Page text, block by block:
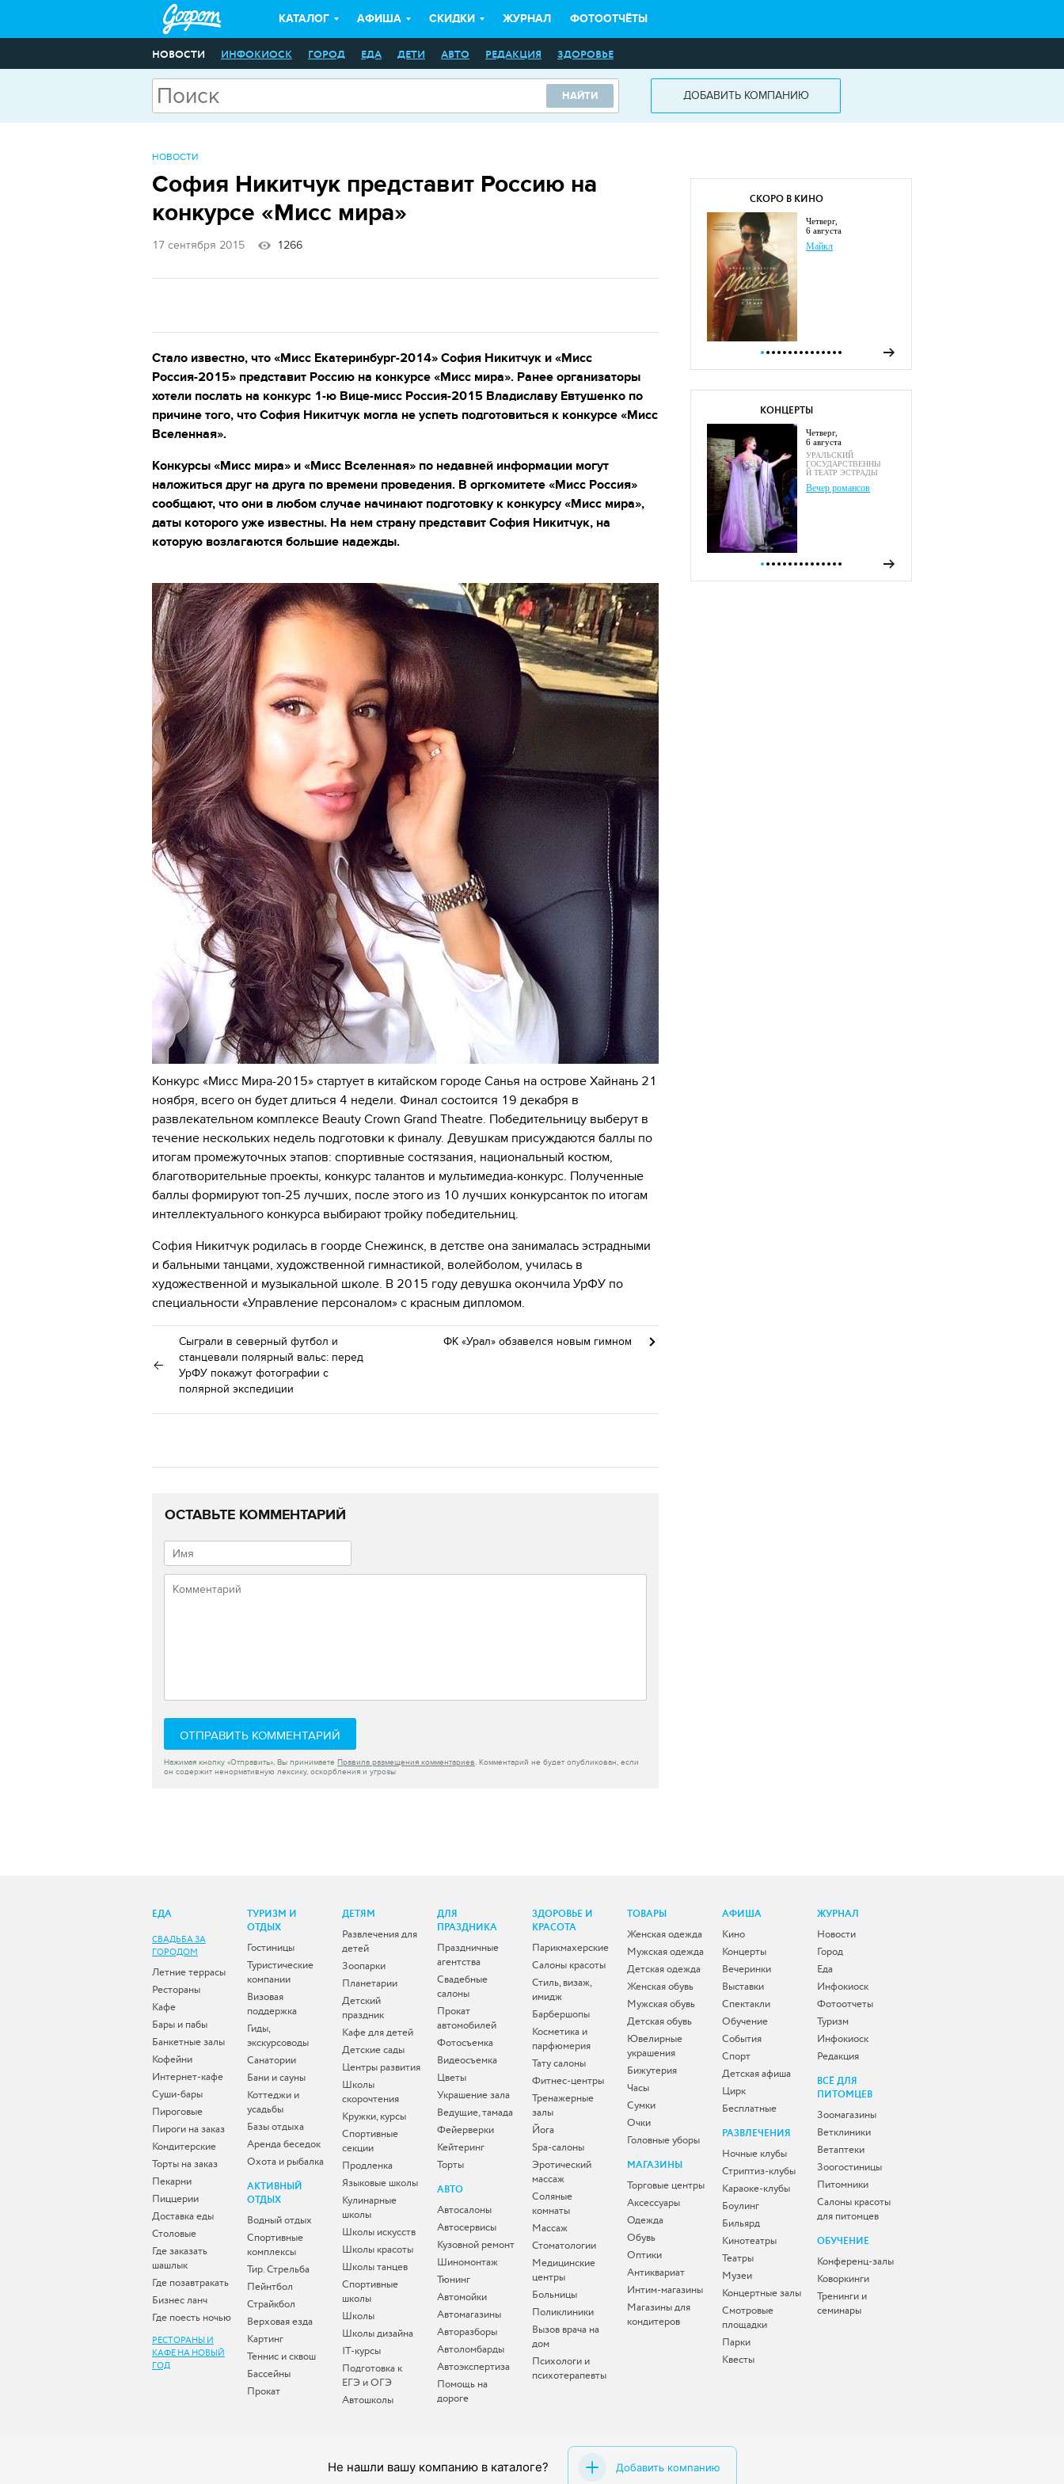
КАТАЛОГ АФИША СКИДКИ ЖУРНАЛ ФОТООТЧЁТЫ
НОВОСТИ ИНФОКИОСК ГОРОД ЕДА ДЕТИ АВТО РЕДАКЦИЯ ЗДОРОВЬЕ
НАЙТИ ДОБАВИТЬ КОМПАНИЮ
НОВОСТИ
София Никитчук представит Россию на
конкурсе «Мисс мира»
17 сентября 2015 1266
Стало известно, что «Мисс Екатеринбург-2014» София Никитчук и «Мисс
Россия-2015» представит Россию на конкурсе «Мисс мира». Ранее организаторы
хотели послать на конкурс 1-ю Вице-мисс Россия-2015 Владиславу Евтушенко по
причине того, что София Никитчук могла не успеть подготовиться к конкурсе «Мисс
Вселенная».
Конкурсы «Мисс мира» и «Мисс Вселенная» по недавней информации могут
наложиться друг на друга по времени проведения. В оргкомитете «Мисс Россия»
сообщают, что они в любом случае начинают подготовку к конкурсу «Мисс мира»,
даты которого уже известны. На нем страну представит София Никитчук, на
которую возлагаются большие надежды.
Конкурс «Мисс Мира-2015» стартует в китайском городе Санья на острове Хайнань 21
ноября, всего он будет длиться 4 недели. Финал состоится 19 декабря в
развлекательном комплексе Beauty Crown Grand Theatre. Победительницу выберут в
течение нескольких недель подготовки к финалу. Девушкам присуждаются баллы по
итогам промежуточных этапов: спортивные состязания, национальный костюм,
благотворительные проекты, конкурс талантов и мультимедиа-конкурс. Полученные
баллы формируют топ-25 лучших, после этого из 10 лучших конкурсанток по итогам
интеллектуального конкурса выбирают тройку победительниц.
София Никитчук родилась в гоорде Снежинск, в детстве она занималась эстрадными
и бальными танцами, художственной гимнастикой, волейболом, училась в
художественной и музыкальной школе. В 2015 году девушка окончила УрФУ по
специальности «Управление персоналом» с красным дипломом.
Сыграли в северный футбол и
станцевали полярный вальс: перед
УрФУ покажут фотографии с
полярной экспедиции
ФК «Урал» обзавелся новым гимном
ОСТАВЬТЕ КОММЕНТАРИЙ
ОТПРАВИТЬ КОММЕНТАРИЙ
Нажимая кнопку «Отправить», Вы принимаете Правила размещения комментариев. Комментарий не будет опубликован, если
он содержит ненормативную лексику, оскорбления и угрозы
СКОРО В КИНО
четверг,
6 августа
Майкл
КОНЦЕРТЫ
четверг,
6 августа
УРАЛЬСКИЙ
ГОСУДАРСТВЕННЫ
Й ТЕАТР ЭСТРАДЫ
Вечер романсов
ЕДА
СВАДЬБА ЗА
ГОРОДОМ
Летние террасы
Рестораны
Кафе
Бары и пабы
Банкетные залы
Кофейни
Интернет-кафе
Суши-бары
Пироговые
Пироги на заказ
Кондитерские
Торты на заказ
Пекарни
Пиццерии
Доставка еды
Столовые
Где заказать
шашлык
Где позавтракать
Бизнес ланч
Где поесть ночью
РЕСТОРАНЫ И
КАФЕ НА НОВЫЙ
ГОД
ТУРИЗМ И
ОТДЫХ
Гостиницы
Туристические
компании
Визовая
поддержка
Гиды,
экскурсоводы
Санатории
Бани и сауны
Коттеджи и
усадьбы
Базы отдыха
Аренда беседок
Охота и рыбалка
АКТИВНЫЙ
ОТДЫХ
Водный отдых
Спортивные
комплексы
Тир. Стрельба
Пейнтбол
Страйкбол
Верховая езда
Картинг
Теннис и сквош
Бассейны
Прокат
ДЕТЯМ
Развлечения для
детей
Зоопарки
Планетарии
Детский
праздник
Кафе для детей
Детские сады
Центры развития
Школы
скорочтения
Кружки, курсы
Спортивные
секции
Продленка
Языковые школы
Кулинарные
школы
Школы искусств
Школы красоты
Школы танцев
Спортивные
школы
Школы
Школы дизайна
IT-курсы
Подготовка к
ЕГЭ и ОГЭ
Автошколы
ДЛЯ
ПРАЗДНИКА
Праздничные
агентства
Свадебные
салоны
Прокат
автомобилей
Фотосъемка
Видеосъемка
Цветы
Украшение зала
Ведущие, тамада
Фейерверки
Кейтеринг
Торты
АВТО
Автосалоны
Автосервисы
Кузовной ремонт
Шиномонтаж
Тюнинг
Автомойки
Автомагазины
Авторазборы
Автоломбарды
Автоэкспертиза
Помощь на
дороге
ЗДОРОВЬЕ И
КРАСОТА
Парикмахерские
Салоны красоты
Стиль, визаж,
имидж
Барбершопы
Косметика и
парфюмерия
Тату салоны
Фитнес-центры
Тренажерные
залы
Йога
Spa-салоны
Эротический
массаж
Соляные
комнаты
Массаж
Стоматологии
Медицинские
центры
Больницы
Поликлиники
Вызов врача на
дом
Психологи и
психотерапевты
ТОВАРЫ
Женская одежда
Мужская одежда
Детская одежда
Женская обувь
Мужская обувь
Детская обувь
Ювелирные
украшения
Бижутерия
Часы
Сумки
Очки
Головные уборы
МАГАЗИНЫ
Торговые центры
Аксессуары
Одежда
Обувь
Оптики
Антиквариат
Интим-магазины
Магазины для
кондитеров
АФИША
Кино
Концерты
Вечеринки
Выставки
Спектакли
Обучение
События
Спорт
Детская афиша
Цирк
Бесплатные
РАЗВЛЕЧЕНИЯ
Ночные клубы
Стриптиз-клубы
Караоке-клубы
Боулинг
Бильярд
Кинотеатры
Театры
Музеи
Концертные залы
Смотровые
площадки
Парки
Квесты
ЖУРНАЛ
Новости
Город
Еда
Инфокиоск
Фотоотчеты
Туризм
Инфокиоск
Редакция
ВСЁ ДЛЯ
ПИТОМЦЕВ
Зоомагазины
Ветклиники
Ветаптеки
Зоогостиницы
Питомники
Салоны красоты
для питомцев
ОБУЧЕНИЕ
Конференц-залы
Коворкинги
Тренинги и
семинары
Не нашли вашу компанию в каталоге? Добавить компанию